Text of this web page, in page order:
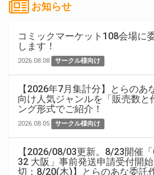
お知らせ
コミックマーケット108会場に
します！
2026.08.08 サークル様向け
【2026年7月集計分】とらのあ
向け人気ジャンルを「販売数と
ング形式でご紹介！
2026.08.05 サークル様向け
【2026/08/03更新。8/23開催
32 大阪」事前発送申請受付開
切：8/20(木)】とらのあな委託